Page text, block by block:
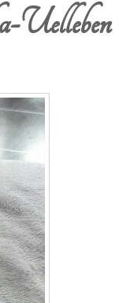
Uelleben